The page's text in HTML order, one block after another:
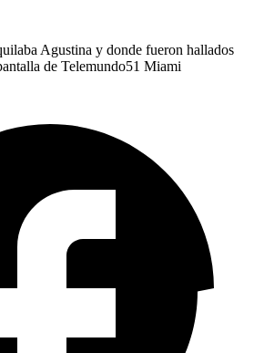
Agustina y donde fueron hallados
de Telemundo51 Miami